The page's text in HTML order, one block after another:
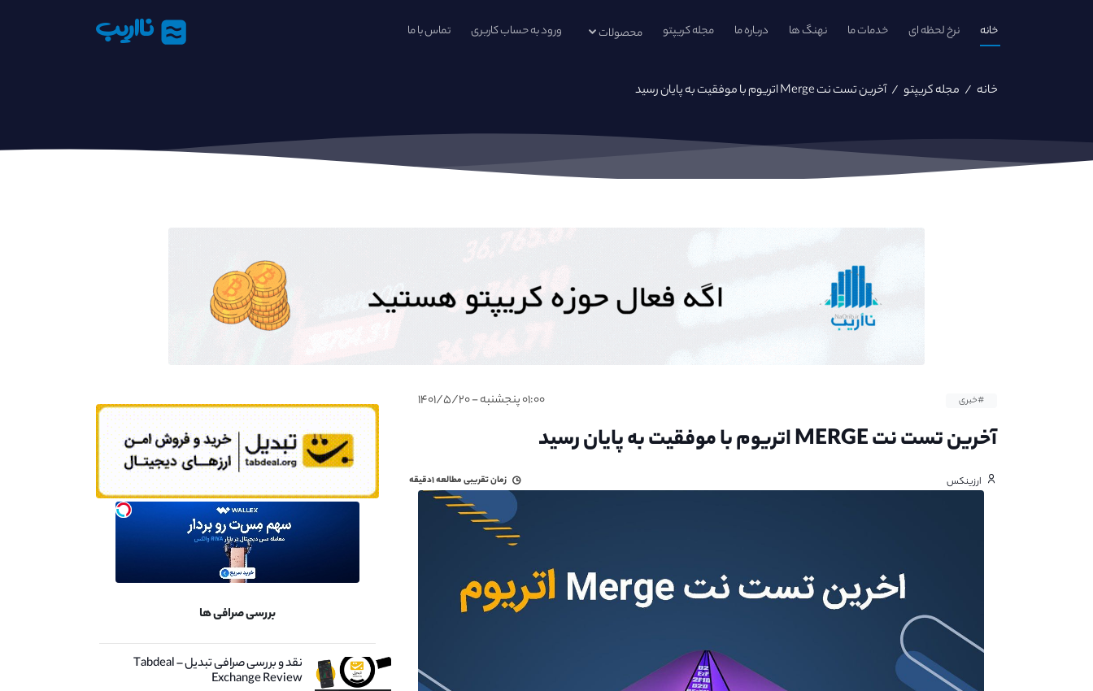
خانه نرخ لحظه ای خدمات ما نهنگ ها درباره ما مجله کریپتو محصولات ورود به حساب کاربری تماس با ما نااریب
خانه / مجله کریپتو /آخرین تست نت Merge اتریوم با موفقیت به پایان رسید
#خبری ۰۱:۰۰ پنجشنبه - ۱۴۰۱/۵/۲۰
آخرین تست نت MERGE اتریوم با موفقیت به پایان رسید
ارزینکس زمان تقریبی مطالعه۱دقیقه
بررسی صرافی ها
نقد و بررسی صرافی تبدیل – Tabdeal
Exchange Review